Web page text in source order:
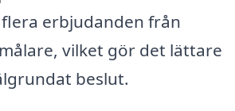
erbjudanden från
vilket gör det lättare
beslut.